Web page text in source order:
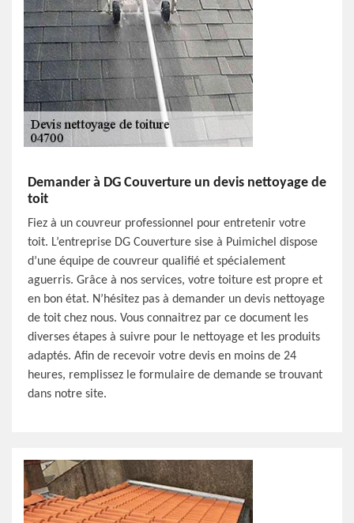
Demander à DG Couverture un devis nettoyage de
toit
Fiez à un couvreur professionnel pour entretenir votre
toit. L’entreprise DG Couverture sise à Puimichel dispose
d’une équipe de couvreur qualifié et spécialement
aguerris. Grâce à nos services, votre toiture est propre et
en bon état. N’hésitez pas à demander un devis nettoyage
de toit chez nous. Vous connaitrez par ce document les
diverses étapes à suivre pour le nettoyage et les produits
adaptés. Afin de recevoir votre devis en moins de 24
heures, remplissez le formulaire de demande se trouvant
dans notre site.